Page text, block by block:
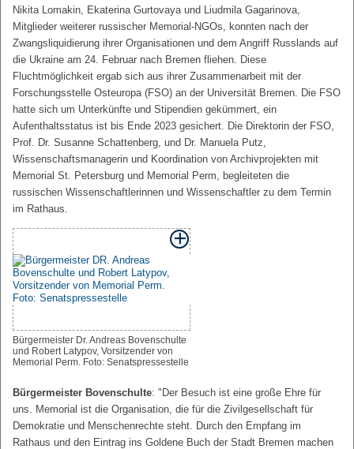
Nikita Lomakin, Ekaterina Gurtovaya und Liudmila Gagarinova,
Mitglieder weiterer russischer Memorial-NGOs, konnten nach der
Zwangsliquidierung ihrer Organisationen und dem Angriff Russlands auf
die Ukraine am 24. Februar nach Bremen fliehen. Diese
Fluchtmöglichkeit ergab sich aus ihrer Zusammenarbeit mit der
Forschungsstelle Osteuropa (FSO) an der Universität Bremen. Die FSO
hatte sich um Unterkünfte und Stipendien gekümmert, ein
Aufenthaltsstatus ist bis Ende 2023 gesichert. Die Direktorin der FSO,
Prof. Dr. Susanne Schattenberg, und Dr. Manuela Putz,
Wissenschaftsmanagerin und Koordination von Archivprojekten mit
Memorial St. Petersburg und Memorial Perm, begleiteten die
russischen Wissenschaftlerinnen und Wissenschaftler zu dem Termin
im Rathaus.
Bürgermeister Dr. Andreas Bovenschulte
und Robert Latypov, Vorsitzender von
Memorial Perm. Foto: Senatspressestelle
Bürgermeister Bovenschulte: "Der Besuch ist eine große Ehre für
uns. Memorial ist die Organisation, die für die Zivilgesellschaft für
Demokratie und Menschenrechte steht. Durch den Empfang im
Rathaus und den Eintrag ins Goldene Buch der Stadt Bremen machen